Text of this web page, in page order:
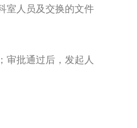
室人员及交换的文件
审批通过后，发起人